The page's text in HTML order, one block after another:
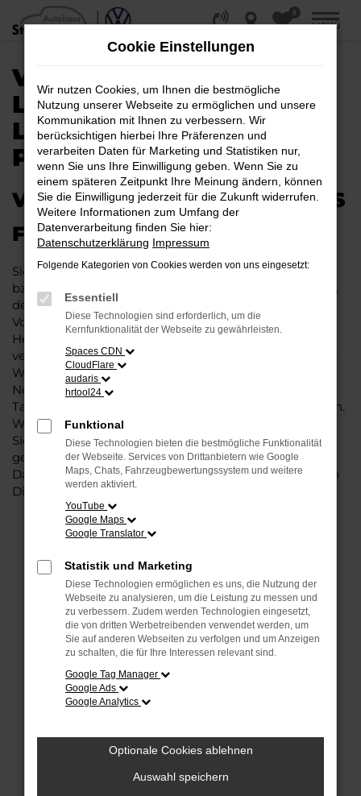
Zum
Hauptinhalt
0
MENÜ
VW SHARAN KAUFEN,
LEASEN, FINANZIEREN |
LIEFERSERVICE NACH
PADERBORN
VW SHARAN – IHR PERFEKTES
FAHRZEUG FÜR PADERBORN
Sie möchten in Paderborn und Umgebung mobil sein
bzw. mobil bleiben. Unser Vorschlag ist ein VW Sharan,
denn dieses Fahrzeug vereint eine ganze Reihe an
Vorzügen. Da ist zunächst einmal die Tradition des
Herstellers. Ein VW Sharan für Paderborn ist perfekt
verarbeitet und auf Langlebigkeit ausgelegt. Auf diese
Weise können Sie unbedenklich sowohl einen
Neuwagen als auch einen Gebrauchten, sowohl eine
Tageszulassung als auch einen Jahreswagen erwerben.
Wenn Sie sich für Steinböhmer entscheiden, erhalten
Sie einen erheblichen Nachlass bzw. Rabatt und
genießen zudem einen außergewöhnlichen Service.
Das beginnt bei der Beratung und setzt sich mit vielen
Dienstleistungen unserer Meisterwerkstatt fort.
Beim Laden ist ein Fehler aufgetreten.
Hier sind ein paar Tipps, die dir helfen können:
Überprüfe deine Firewall und deine
Internetverbindung.
Suchmaschine?
Prüfe deine Browsererweiterungen.
können das Laden bestimmter Seiten
verhindern. Funktioniert die Seite in einem
anderen Browser oder in einem privaten
Cookie Einstellungen
Wir nutzen Cookies, um Ihnen die bestmögliche
Nutzung unserer Webseite zu ermöglichen und unsere
Kommunikation mit Ihnen zu verbessern. Wir
berücksichtigen hierbei Ihre Präferenzen und
verarbeiten Daten für Marketing und Statistiken nur,
wenn Sie uns Ihre Einwilligung geben. Wenn Sie zu
einem späteren Zeitpunkt Ihre Meinung ändern, können
Sie die Einwilligung jederzeit für die Zukunft widerrufen.
Weitere Informationen zum Umfang der
Datenverarbeitung finden Sie hier:
Datenschutzerklärung Impressum
Folgende Kategorien von Cookies werden von uns eingesetzt:
Essentiell
Diese Technologien sind erforderlich, um die
Kernfunktionalität der Webseite zu gewährleisten.
Spaces CDN
CloudFlare
audaris
hrtool24
Funktional
Diese Technologien bieten die bestmögliche Funktionalität
der Webseite. Services von Drittanbietern wie Google
Maps, Chats, Fahrzeugbewertungssystem und weitere
werden aktiviert.
YouTube
Google Maps
Google Translator
Statistik und Marketing
Diese Technologien ermöglichen es uns, die Nutzung der
Webseite zu analysieren, um die Leistung zu messen und
zu verbessern. Zudem werden Technologien eingesetzt,
die von dritten Werbetreibenden verwendet werden, um
Sie auf anderen Webseiten zu verfolgen und um Anzeigen
zu schalten, die für Ihre Interessen relevant sind.
Google Tag Manager
Google Ads
Google Analytics
Optionale Cookies ablehnen
Auswahl speichern